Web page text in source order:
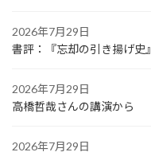
2026年7月29日
書評：『忘却の引き揚げ史』
2026年7月29日
高橋哲哉さんの講演から
2026年7月29日